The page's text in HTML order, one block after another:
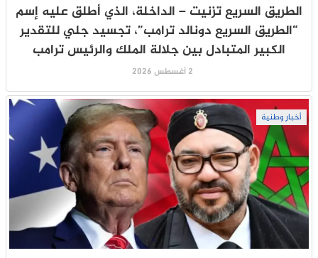
الطريق السريع تزنيت – الداخلة، الذي أطلق عليه إسم
“الطريق السريع دونالد ترامب”، تجسيد جلي للتقدير
الكبير المتبادل بين جلالة الملك والرئيس ترامب
2 أغسطس 2026
أخبار وطنية